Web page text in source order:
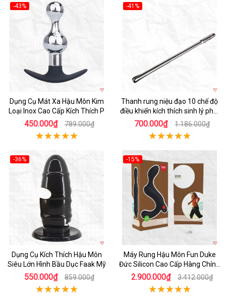
-43%
Dụng Cụ Mát Xa Hậu Môn Kim
Loại Inox Cao Cấp Kích Thích P
450.000₫ 789.000₫
-41%
Thanh rung niệu đạo 10 chế độ
điều khiển kích thích sinh lý phái
mạnh LGBT
700.000₫ 1.186.000₫
-36%
Dụng Cụ Kích Thích Hậu Môn
Siêu Lớn Hình Bầu Dục Faak Mỹ
550.000₫ 859.000₫
-15%
Hot
Máy Rung Hậu Môn Fun Duke
Đức Silicon Cao Cấp Hàng Chính
Hãng
2.900.000₫ 3.412.000₫